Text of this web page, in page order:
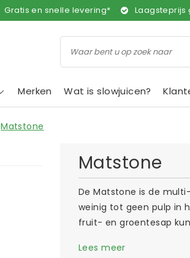
Gratis en snelle levering* Laagsteprijs
Merken Wat is slowjuicen?
Matstone
Matstone
De Matstone is de
weinig tot geen pulp in
fruit- en groentesap
Lees meer